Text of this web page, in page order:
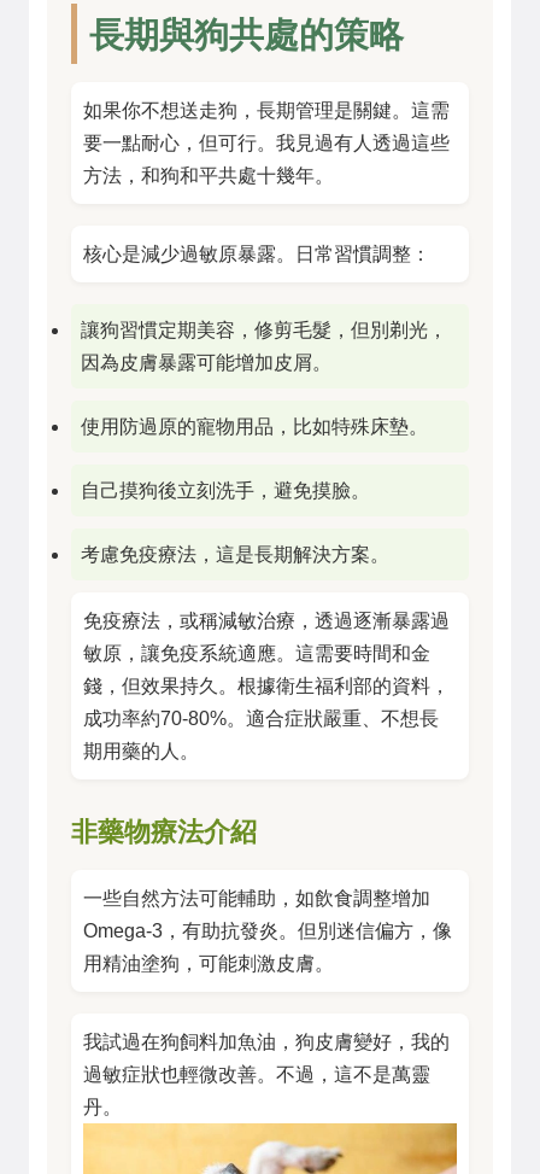
長期與狗共處的策略
如果你不想送走狗，長期管理是關鍵。這需
要一點耐心，但可行。我見過有人透過這些
方法，和狗和平共處十幾年。
核心是減少過敏原暴露。日常習慣調整：
讓狗習慣定期美容，修剪毛髮，但別剃光，
因為皮膚暴露可能增加皮屑。
使用防過原的寵物用品，比如特殊床墊。
自己摸狗後立刻洗手，避免摸臉。
考慮免疫療法，這是長期解決方案。
免疫療法，或稱減敏治療，透過逐漸暴露過
敏原，讓免疫系統適應。這需要時間和金
錢，但效果持久。根據衛生福利部的資料，
成功率約70-80%。適合症狀嚴重、不想長
期用藥的人。
非藥物療法介紹
一些自然方法可能輔助，如飲食調整增加
Omega-3，有助抗發炎。但別迷信偏方，像
用精油塗狗，可能刺激皮膚。
我試過在狗飼料加魚油，狗皮膚變好，我的
過敏症狀也輕微改善。不過，這不是萬靈
丹。